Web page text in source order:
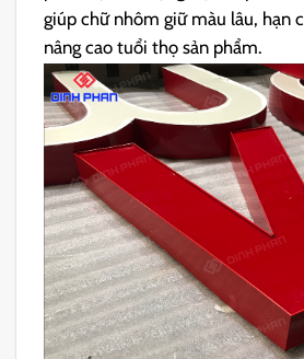
giúp chữ nhôm giữ màu lâu, hạn
nâng cao tuổi thọ sản phẩm.